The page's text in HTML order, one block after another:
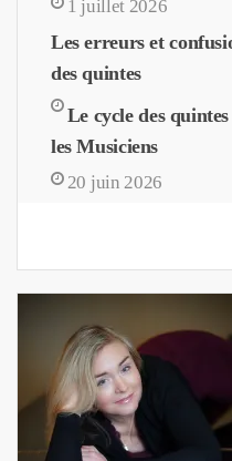
1 juillet 2026
Les erreurs et
des quintes
Le cycle des
les Musiciens
20 juin 2026